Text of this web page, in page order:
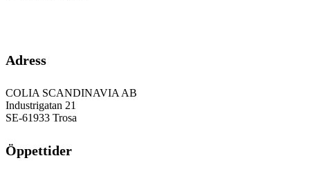
Adress
COLIA SCANDINAVIA AB
Industrigatan 21
SE-61933 Trosa
Öppettider